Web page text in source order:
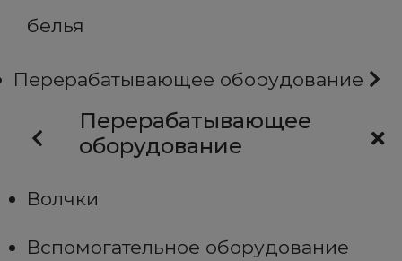
белья
Перерабатывающее оборудование
Перерабатывающее
оборудование
Волчки
Вспомогательное оборудование